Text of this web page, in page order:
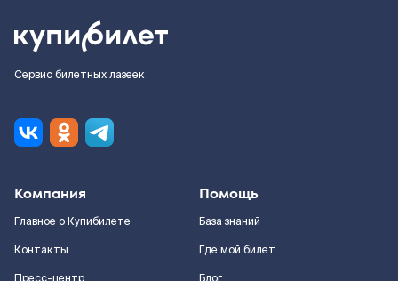
Сервис билетных лазеек
Компания
Главное о Купибилете
Контакты
Помощь
База знаний
Где мой билет